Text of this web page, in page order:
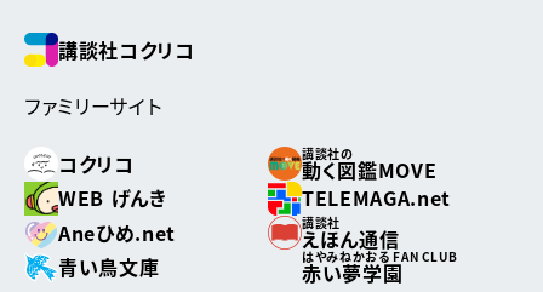
講談社コクリコ
ファミリーサイト
コクリコ
講談社の
動く図鑑MOVE
WEB げんき
TELEMAGA.net
Aneひめ.net
講談社
えほん通信
青い鳥文庫
はやみねかおる FAN CLUB
赤い夢学園